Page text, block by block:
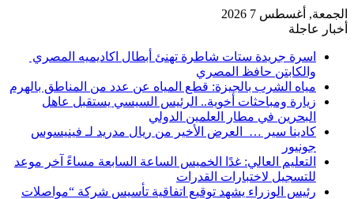
الجمعة, أغسطس 7 2026
أخبار عاجلة
اسرة جريدة ستات شاطرة تهنئ أبطال اكاديميه المصري
والكابتن حافظ المصري
مياه الشرب بالجيزة: قطع المياه عن عدد من المناطق بالهرم
زيارة ومباحثات أخوية.. الرئيس السيسي يستقبل عاهل
البحرين في مطار العلمين الدولي
كادينا سير … العرض الأخير من ريال مدريد لـ فينيسوس
جونيور
التعليم العالي: غدًا الخميس الساعة السابعة مساءً آخر موعد
للتسجيل لاختبارات القدرات
رئيس الوزراء يشهد توقيع اتفاقية تأسيس شركة “مواصلات